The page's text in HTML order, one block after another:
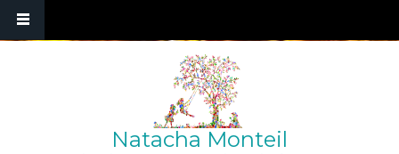
Natacha Monteil